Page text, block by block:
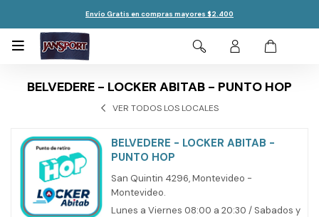
Envío Gratis en compras mayores $2.400

BELVEDERE - LOCKER ABITAB - PUNTO HOP
VER TODOS LOS LOCALES
BELVEDERE - LOCKER ABITAB -
PUNTO HOP
San Quintin 4296, Montevideo -
Montevideo.
Lunes a Viernes 08:00 a 20:30 / Sabados y